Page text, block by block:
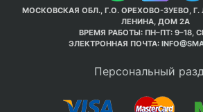
МОСКОВСКАЯ ОБЛ., Г.О. ОРЕХОВО-ЗУЕВО,
ЛЕНИНА, ДОМ 2А
ВРЕМЯ РАБОТЫ: ПН–ПТ: 9–18,
ЭЛЕКТРОННАЯ ПОЧТА:
Персональный